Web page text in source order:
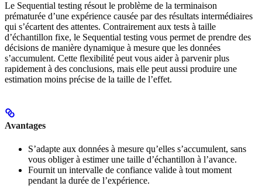
Le Sequential testing résout le problème de la terminaison
prématurée d’une expérience causée par des résultats intermédiaires
qui s’écartent des attentes. Contrairement aux tests à taille
d’échantillon fixe, le Sequential testing vous permet de prendre des
décisions de manière dynamique à mesure que les données
s’accumulent. Cette flexibilité peut vous aider à parvenir plus
rapidement à des conclusions, mais elle peut aussi produire une
estimation moins précise de la taille de l’effet.
Avantages
S’adapte aux données à mesure qu’elles s’accumulent, sans
vous obliger à estimer une taille d’échantillon à l’avance.
Fournit un intervalle de confiance valide à tout moment
pendant la durée de l’expérience.